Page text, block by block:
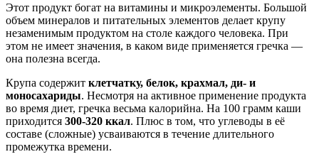
Этот продукт богат на витамины и микроэлементы. Большой
объем минералов и питательных элементов делает крупу
незаменимым продуктом на столе каждого человека. При
этом не имеет значения, в каком виде применяется гречка —
она полезна всегда.
Крупа содержит клетчатку, белок, крахмал, ди- и
моносахариды. Несмотря на активное применение продукта
во время диет, гречка весьма калорийна. На 100 грамм каши
приходится 300-320 ккал. Плюс в том, что углеводы в её
составе (сложные) усваиваются в течение длительного
промежутка времени.